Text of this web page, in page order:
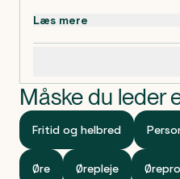
Dosis og anvendelse
Kan anvendes efter behov.
Læs mere
Måske du leder
Fritid og helbred
Øre Ørepleje